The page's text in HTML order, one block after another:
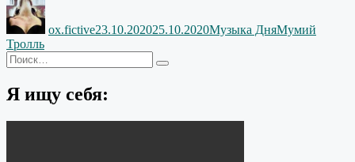
ox.fictive23.10.202025.10.2020Музыка ДняМумий
Тролль
Искать:
Поиск
Я ищу себя: